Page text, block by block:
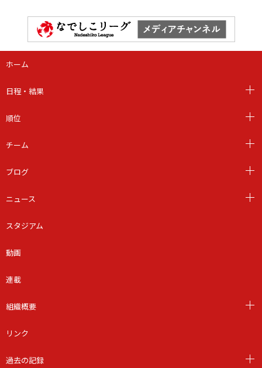
ホーム
日程・結果
順位
チーム
ブログ
ニュース
スタジアム
動画
連載
組織概要
リンク
過去の記録